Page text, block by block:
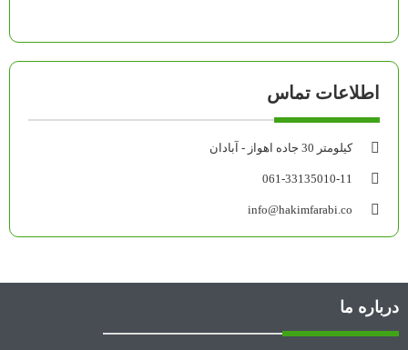
اطلاعات تماس
کیلومتر 30 جاده اهواز - آبادان
061-33135010-11
info@hakimfarabi.co
درباره ما